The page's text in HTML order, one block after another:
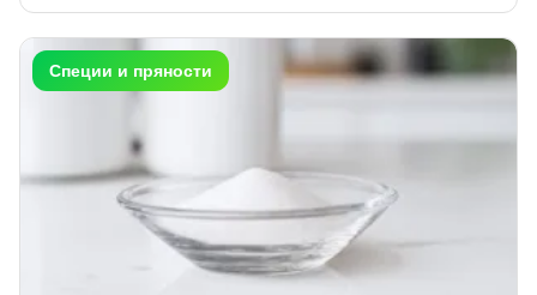
Специи и пряности